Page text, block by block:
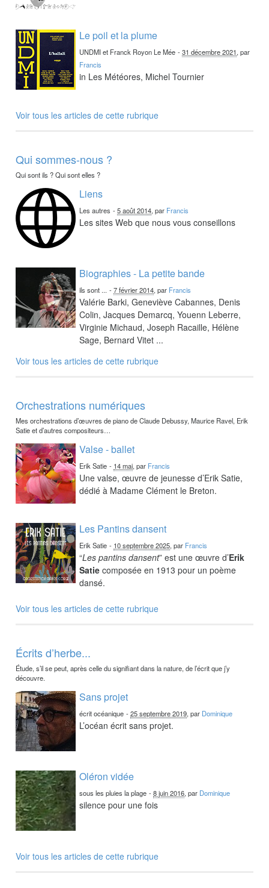
Le poil et la plume
UNDMI et Franck Royon Le Mée -31 décembre 2021, par
Francis
in Les Météores, Michel Tournier
Voir tous les articles de cette rubrique
Qui sommes-nous ?
Qui sont ils ? Qui sont elles ?
Liens
Les autres -5 août 2014, par Francis
Les sites Web que nous vous conseillons
Biographies - La petite bande
ils sont ... -7 février 2014, par Francis
Valérie Barki, Geneviève Cabannes, Denis
Colin, Jacques Demarcq, Youenn Leberre,
Virginie Michaud, Joseph Racaille, Hélène
Sage, Bernard Vitet ...
Voir tous les articles de cette rubrique
Orchestrations numériques
Mes orchestrations d’œuvres de piano de Claude Debussy, Maurice Ravel, Erik
Satie et d’autres compositeurs…
Valse - ballet
Erik Satie - 14 mai, par Francis
Une valse, œuvre de jeunesse d’Erik Satie,
dédié à Madame Clément le Breton.
Les Pantins dansent
Erik Satie - 10 septembre 2025, par Francis
“Les pantins dansent” est une œuvre d’Erik
Satie composée en 1913 pour un poème
dansé.
Voir tous les articles de cette rubrique
Écrits d’herbe...
Étude, s’il se peut, après celle du signifiant dans la nature, de l’écrit que j’y
découvre.
Sans projet
écrit océanique -25 septembre 2019, par Dominique
L’océan écrit sans projet.
Oléron vidée
sous les pluies la plage -8 juin 2016, par Dominique
silence pour une fois
Voir tous les articles de cette rubrique